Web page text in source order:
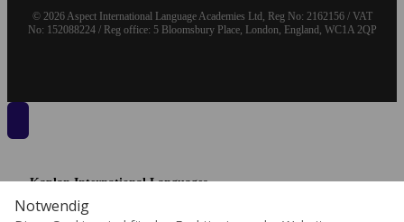
Notwendig
© 2026 Aspect International Language Academies Ltd, Reg No: 2162156 / VAT
No: 152088224 / Reg office: 5 Bloomsbury Place, London, England, WC1A 2QP
Kaplan International Languages